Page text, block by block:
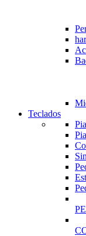
Teclados